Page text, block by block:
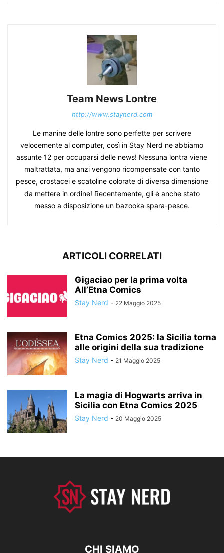
Team News Lontre
http://www.staynerd.com
Le manine delle lontre sono perfette per scrivere
velocemente al computer, così in Stay Nerd ne abbiamo
assunte 12 per occuparsi delle news! Nessuna lontra viene
maltrattata, ma anzi vengono ricompensate con tanto
pesce, crostacei e scatoline colorate di diversa dimensione
da mettere in ordine! Recentemente, gli è anche stato
messo a disposizione un bazooka spara-pesce.
ARTICOLI CORRELATI
Gigaciao per la prima volta
All’Etna Comics
Stay Nerd - 22 Maggio 2025
Etna Comics 2025: la Sicilia torna
alle origini della sua tradizione
Stay Nerd - 21 Maggio 2025
La magia di Hogwarts arriva in
Sicilia con Etna Comics 2025
Stay Nerd - 20 Maggio 2025
CHI SIAMO